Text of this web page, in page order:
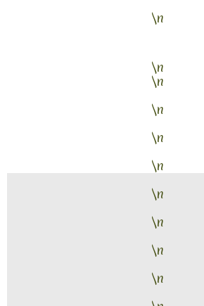
\n
\n
\n
\n
\n
\n
\n
\n
\n
\n